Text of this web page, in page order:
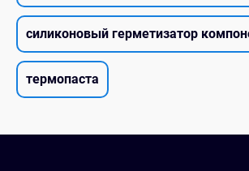
силиконовый герметизатор
термопаста